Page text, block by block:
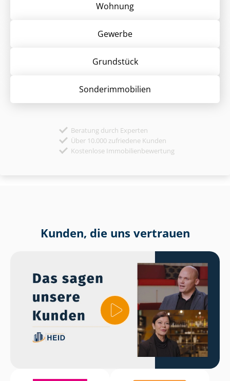
Wohnung
Gewerbe
Grund­stück
Sonder­immobilien
Beratung durch Experten
Über 10.000 zufriedene Kunden
Kostenlose Immobilienbewertung
Kunden, die uns vertrauen